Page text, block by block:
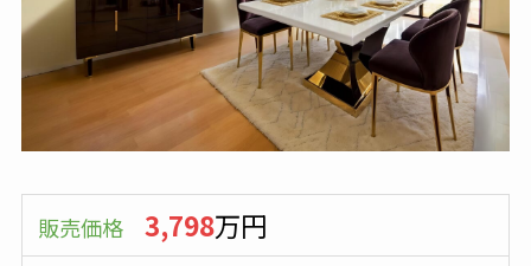
販売価格 3,798万円